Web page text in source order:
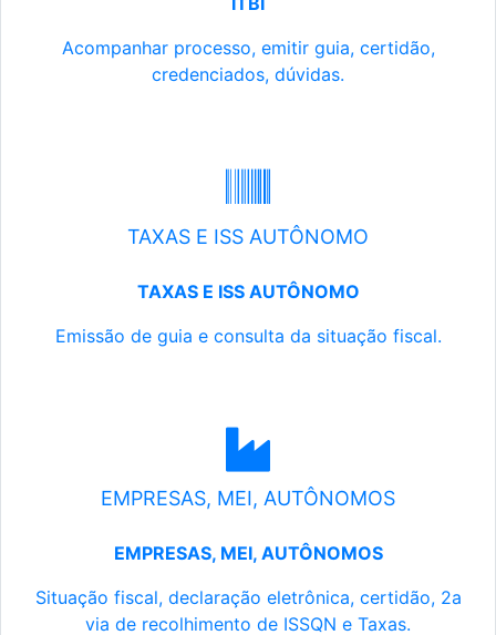
Acompanhar processo, emitir guia, certidão,
credenciados, dúvidas.
TAXAS E ISS AUTÔNOMO
TAXAS E ISS AUTÔNOMO
Emissão de guia e consulta da situação fiscal.
EMPRESAS, MEI, AUTÔNOMOS
EMPRESAS, MEI, AUTÔNOMOS
Situação fiscal, declaração eletrônica, certidão, 2a
via de recolhimento de ISSQN e Taxas.